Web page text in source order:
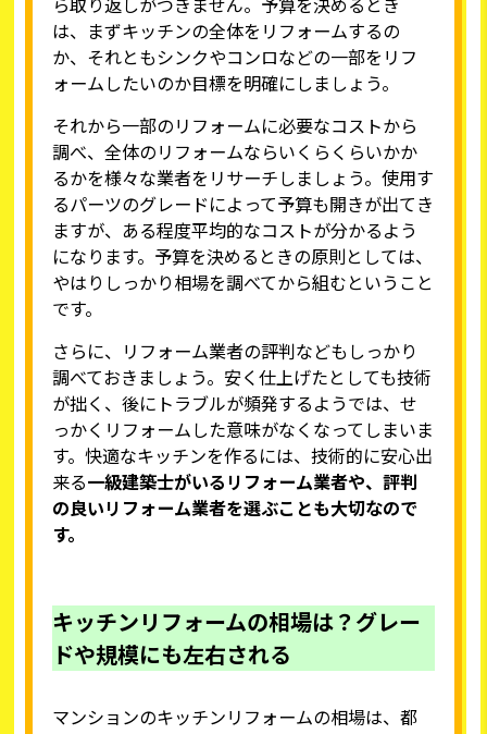
は、まずキッチンの全体をリフォームするの
か、それともシンクやコンロなどの一部をリフ
ォームしたいのか目標を明確にしましょう。
それから一部のリフォームに必要なコストから
調べ、全体のリフォームならいくらくらいかか
るかを様々な業者をリサーチしましょう。使用す
るパーツのグレードによって予算も開きが出てき
ますが、ある程度平均的なコストが分かるよう
になります。予算を決めるときの原則としては、
やはりしっかり相場を調べてから組むということ
です。
さらに、リフォーム業者の評判などもしっかり
調べておきましょう。安く仕上げたとしても技術
が拙く、後にトラブルが頻発するようでは、せ
っかくリフォームした意味がなくなってしまいま
す。快適なキッチンを作るには、技術的に安心出
来る一級建築士がいるリフォーム業者や、評判
の良いリフォーム業者を選ぶことも大切なので
す。
キッチンリフォームの相場は？グレー
ドや規模にも左右される
マンションのキッチンリフォームの相場は、都